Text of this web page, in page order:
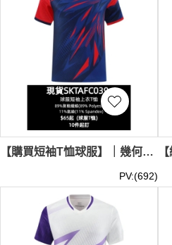
【購買短袖T恤球服】｜幾何線條圖案｜V領撞色設計｜異色拼接袖子｜現貨主推｜運動短袖T恤球服供應商 SKTAFC039-SBTY-A3226#
PV:(692)